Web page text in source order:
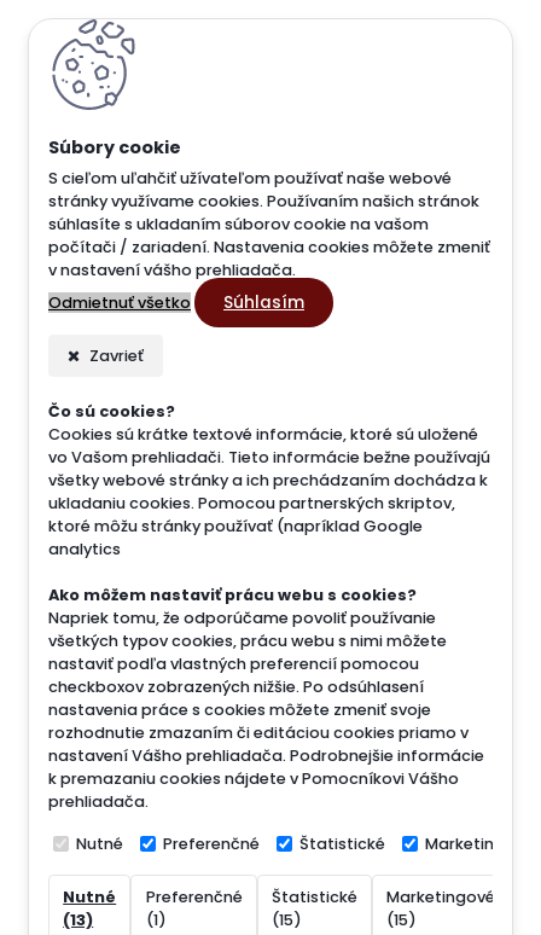
S cieľom uľahčiť užívateľom používať naše webové
stránky využívame cookies. Používaním našich stránok
súhlasíte s ukladaním súborov cookie na vašom
počítači / zariadení. Nastavenia cookies môžete zmeniť
v nastavení vášho prehliadača.
Odmietnuť všetko
Súhlasím
Zavrieť
Čo sú cookies?
Cookies sú krátke textové informácie, ktoré sú uložené
vo Vašom prehliadači. Tieto informácie bežne používajú
všetky webové stránky a ich prechádzaním dochádza k
ukladaniu cookies. Pomocou partnerských skriptov,
ktoré môžu stránky používať (napríklad Google
analytics
Ako môžem nastaviť prácu webu s cookies?
Napriek tomu, že odporúčame povoliť používanie
všetkých typov cookies, prácu webu s nimi môžete
nastaviť podľa vlastných preferencií pomocou
checkboxov zobrazených nižšie. Po odsúhlasení
nastavenia práce s cookies môžete zmeniť svoje
rozhodnutie zmazaním či editáciou cookies priamo v
nastavení Vášho prehliadača. Podrobnejšie informácie
k premazaniu cookies nájdete v Pomocníkovi Vášho
prehliadača.
Nutné Preferenčné Štatistické Marketingové
Nutné
(13)
Preferenčné
(1)
Štatistické
(15)
Marketingové
(15)